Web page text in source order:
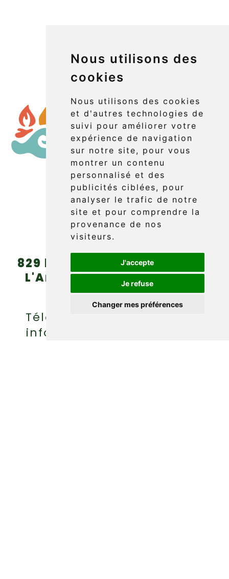
Nous utilisons des
cookies
Nous utilisons des cookies
et d'autres technologies de
suivi pour améliorer votre
expérience de navigation
sur notre site, pour vous
montrer un contenu
personnalisé et des
publicités ciblées, pour
analyser le trafic de notre
site et pour comprendre la
provenance de nos
visiteurs.
J'accepte
Je refuse
Changer mes préférences
Booking
829 boul. Griffon (route 132)
L'Anse-au-Griffon, Gaspé
(Québec) G4X 6A9
Téléphone : (418) 360-6614
info@griffonaventure.com